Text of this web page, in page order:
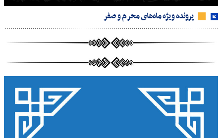
پرونده ویژه ماه‌های محرم و صفر